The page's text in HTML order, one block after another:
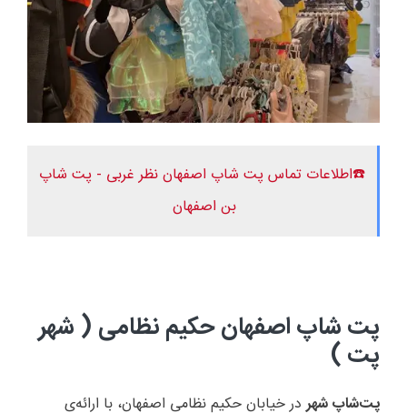
☎️اطلاعات تماس پت شاپ اصفهان نظر غربی - پت شاپ
بن اصفهان
پت شاپ اصفهان حکیم نظامی ( شهر
پت )
پت‌شاپ شهردر خیابان حکیم نظامی اصفهان، با ارائه‌ی